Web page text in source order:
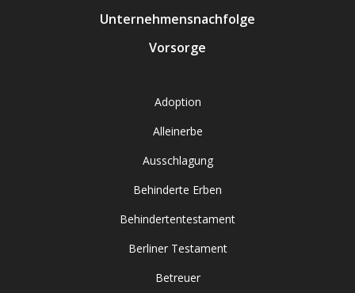
Unternehmensnachfolge
Vorsorge
Adoption
Alleinerbe
Ausschlagung
Behinderte Erben
Behindertentestament
Berliner Testament
Betreuer